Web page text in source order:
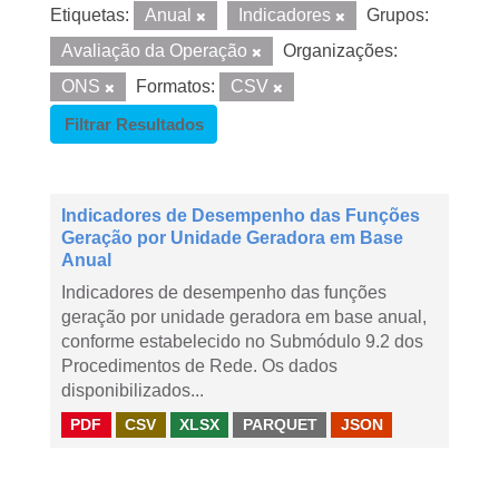
Etiquetas: Anual Indicadores
Grupos:
Avaliação da Operação
Organizações:
ONS
Formatos:
CSV
Filtrar Resultados
Indicadores de Desempenho das Funções
Geração por Unidade Geradora em Base
Anual
Indicadores de desempenho das funções
geração por unidade geradora em base anual,
conforme estabelecido no Submódulo 9.2 dos
Procedimentos de Rede. Os dados
disponibilizados...
PDF CSV XLSX PARQUET JSON